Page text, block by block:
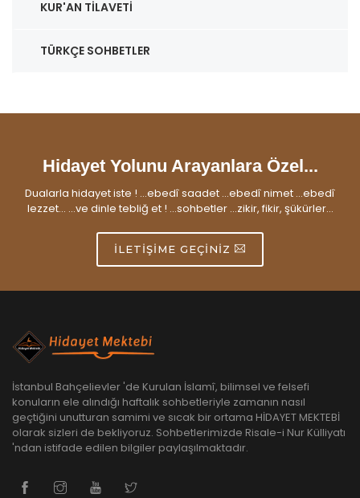
KUR'AN TILAVETI
TÜRKÇE SOHBETLER
Hidayet Yolunu Arayanlara Özel...
Dualarla hidayet iste ! ...ebedî saadet ...ebedî nimet ...ebedî
lezzet... ...ve dinle tebliğ et ! ...sohbetler ...zikir, fikir, şükürler...
İLETIŞIME GEÇINIZ
İstanbul Bahçelievler 'de Kurulan İslamî, bilimsel ve felsefi
konuların ele alındığı haftalık sohbetleriyle zamanın nasıl
geçtiğini unutturan samimi ve sıcak bir ortama HİDAYET MEKTEBİ
olarak sizleri de bekliyoruz. Sohbetlerimizde Risale-i Nur Külliyatı
'ndan istifade edilen bilgiler paylaşılmaktadır.